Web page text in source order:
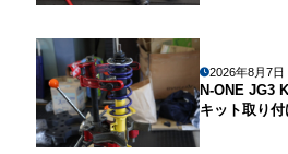
2026年8月7日
N-ONE JG3
キット取り